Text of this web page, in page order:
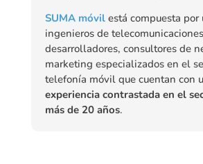
SUMA móvilestá compuesta por
ingenieros de
desarrolladores, consultores de
marketing especializados en el
telefonía móvil que cuentan con
experiencia contrastada en el
más de 20 años.